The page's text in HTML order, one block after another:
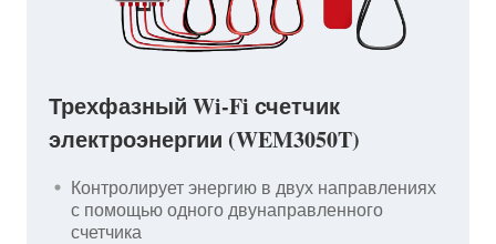
Трехфазный Wi-Fi счетчик
электроэнергии (WEM3050T)
Контролирует энергию в двух направлениях
с помощью одного двунаправленного
счетчика